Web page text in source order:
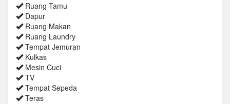
Ruang Tamu
Dapur
Ruang Makan
Ruang Laundry
Tempat Jemuran
Kulkas
Mesin Cuci
TV
Tempat Sepeda
Teras